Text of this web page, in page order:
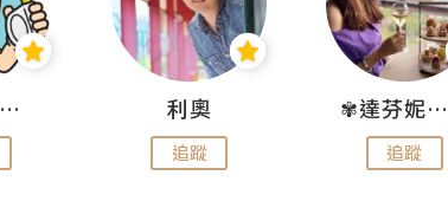
裝修佬 - 香港一站式網上裝修平台 利奧
追蹤
✾達芬妮•愛孩子•愛生活✾
追蹤